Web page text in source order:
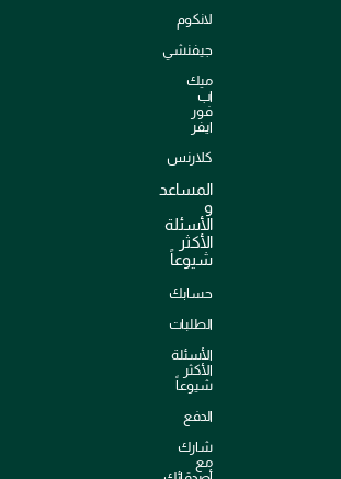
لانكوم
جيفنشي
ميك
اب
فور
ايفر
كلارنس
المساعد
و
الأسئلة
الأكثر
شيوعاً
حسابك
الطلبات
الأسئلة
الأكثر
شيوعاً
الدفع
شارك
مع